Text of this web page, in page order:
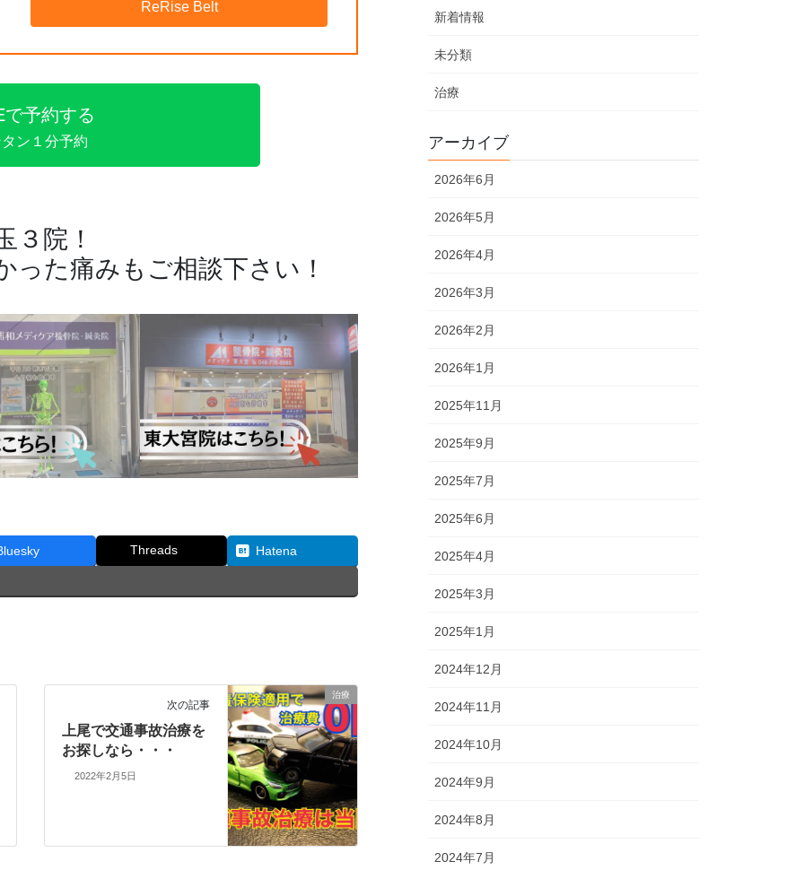
ReRise Belt
で予約する
ン１分予約
３院！
った痛みもご相談下さい！
Threads Hatena
治療
次の記事
上尾で交通事故治療を
お探しなら・・・
2022年2月5日
新着情報
未分類
治療
アーカイブ
2026年6月
2026年5月
2026年4月
2026年3月
2026年2月
2026年1月
2025年11月
2025年9月
2025年7月
2025年6月
2025年4月
2025年3月
2025年1月
2024年12月
2024年11月
2024年10月
2024年9月
2024年8月
2024年7月